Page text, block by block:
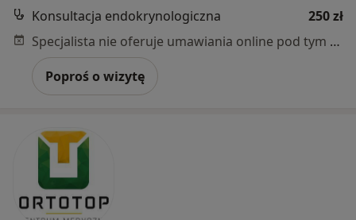
Konsultacja endokrynologiczna
250 zł
Specjalista nie oferuje umawiania online pod tym adresem.
Poproś o wizytę